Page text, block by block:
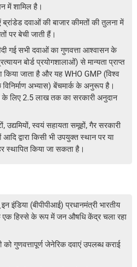
में शामिल है।
ब्रांडेड दवाओं की बाजार कीमतों की तुलना में
पर बेची जाती हैं।
गई सभी दवाओं का गुणवत्ता आश्वासन के
बोर्ड प्रयोगशालाओं) से मान्यता प्राप्त
किया जाता है और यह WHO GMP (विश्व
अभ्यास) बेंचमार्क के अनुरूप है।
के लिए 2.5 लाख तक का सरकारी अनुदान
उद्यमियों, स्वयं सहायता समूहों, गैर सरकारी
आदि द्वारा किसी भी उपयुक्त स्थान पर या
स्थापित किया जा सकता है।
इंडिया (बीपीपीआई) प्रधानमंत्री भारतीय
एक हिस्से के रूप में जन औषधि केंद्र चला रहा
गुणवत्तापूर्ण जेनेरिक दवाएं उपलब्ध कराई